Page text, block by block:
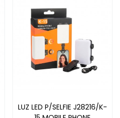
LUZ LED P/SELFIE J28216/K-